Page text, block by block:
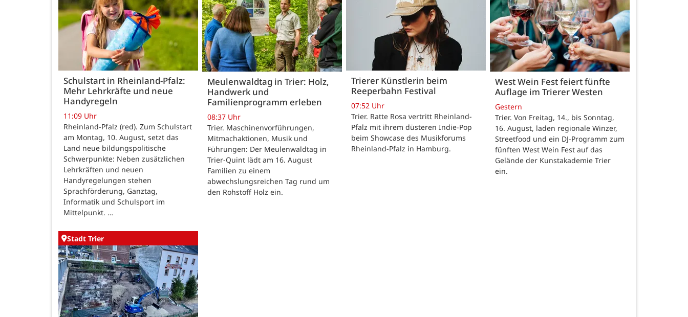
Schulstart in Rheinland-Pfalz:
Mehr Lehrkräfte und neue
Handyregeln
11:09 Uhr
Rheinland-Pfalz (red). Zum Schulstart
am Montag, 10. August, setzt das
Land neue bildungspolitische
Schwerpunkte: Neben zusätzlichen
Lehrkräften und neuen
Handyregelungen stehen
Sprachförderung, Ganztag,
Informatik und Schulsport im
Mittelpunkt. …
Meulenwaldtag in Trier: Holz,
Handwerk und
Familienprogramm erleben
08:37 Uhr
Trier. Maschinenvorführungen,
Mitmachaktionen, Musik und
Führungen: Der Meulenwaldtag in
Trier-Quint lädt am 16. August
Familien zu einem
abwechslungsreichen Tag rund um
den Rohstoff Holz ein.
Trierer Künstlerin beim
Reeperbahn Festival
07:52 Uhr
Trier. Ratte Rosa vertritt Rheinland-
Pfalz mit ihrem düsteren Indie-Pop
beim Showcase des Musikforums
Rheinland-Pfalz in Hamburg.
West Wein Fest feiert fünfte
Auflage im Trierer Westen
Gestern
Trier. Von Freitag, 14., bis Sonntag,
16. August, laden regionale Winzer,
Streetfood und ein DJ-Programm zum
fünften West Wein Fest auf das
Gelände der Kunstakademie Trier
ein.
Stadt Trier